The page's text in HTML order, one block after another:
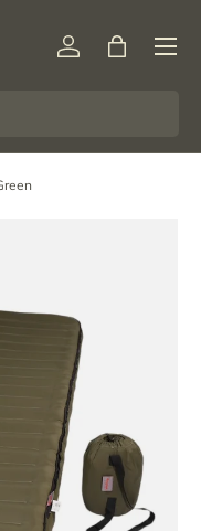
InloggenTas
Menu